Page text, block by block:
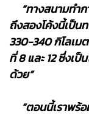
“ทางสนามทำ
ถึงสองโค้งนี้เป็น
330-340 กิโลเม
ที่ 8 และ 12 ซึ่งเป็
ด้วย”
“ตอนนี้เราพร้